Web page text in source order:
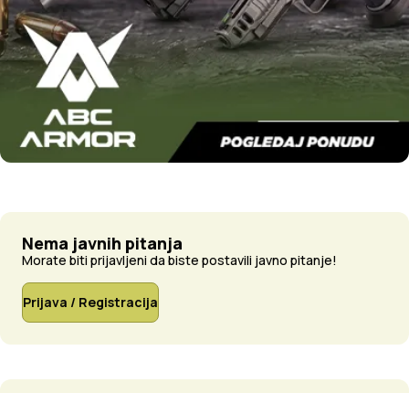
Nema javnih pitanja
Morate biti prijavljeni da biste postavili javno pitanje!
Prijava / Registracija